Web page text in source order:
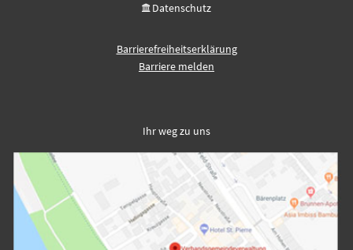
Datenschutz
Barrierefreiheitserklärung
Barriere melden
Ihr weg zu uns